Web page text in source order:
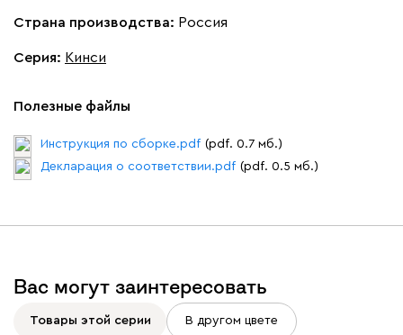
Страна производства: Россия
Серия: Кинси
Полезные файлы
Инструкция по сборке.pdf (pdf. 0.7 мб.)
Декларация о соответствии.pdf (pdf. 0.5 мб.)
Вас могут заинтересовать
Товары этой серии В другом цвете